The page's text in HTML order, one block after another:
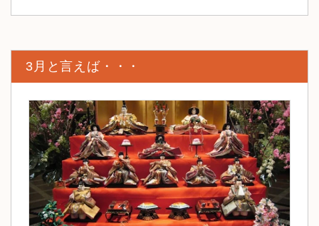
3月と言えば・・・